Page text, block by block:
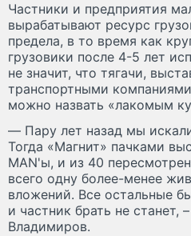
Частники и предприятия
вырабатывают ресурс
предела, в то время как
грузовики после 4-5 лет
не значит, что тягачи,
транспортными
можно назвать «лакомым
— Пару лет назад мы
Тогда «Магнит» пачками
MAN'ы, и из 40
всего одну более-менее
вложений. Все остальные
и частник брать не станет,
Владимиров.